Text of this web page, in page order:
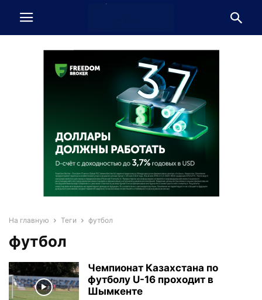
На главную Теги футбол
футбол
Чемпионат Казахстана по
футболу U-16 проходит в
Шымкенте